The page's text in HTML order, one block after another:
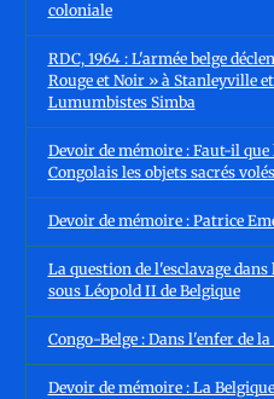
coloniale
RDC, 1964 : L'armée belge
Rouge et Noir » à Stanleyville
Lumumbistes Simba
Devoir de mémoire : Faut-il
Congolais les objets sacrés
Devoir de mémoire : Patrice
La question de l'esclavage
sous Léopold II de Belgique
Congo-Belge : Dans l'enfer de
Devoir de mémoire : La